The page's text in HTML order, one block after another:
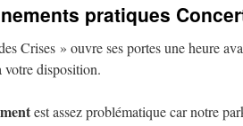
pratiques
Crises » ouvre ses portes une heure
votre disposition.
est assez problématique car notre